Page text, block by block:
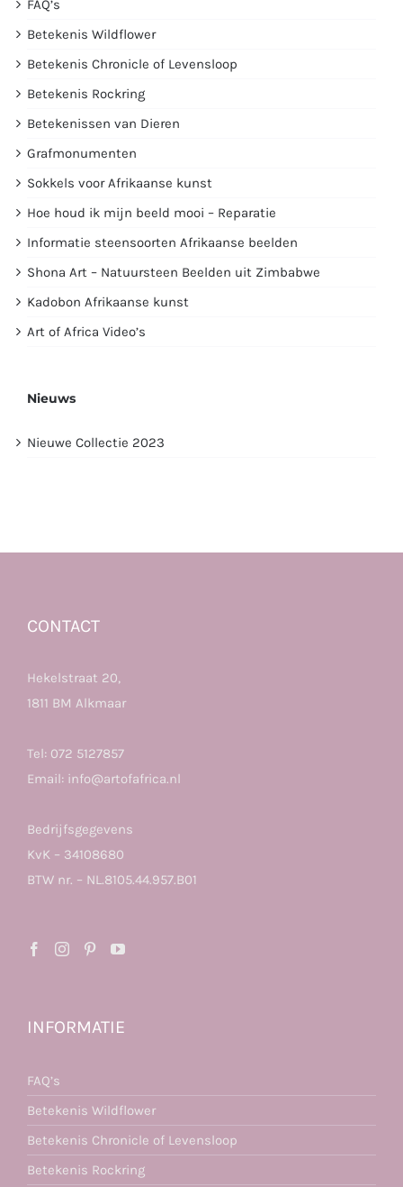
FAQ’s
Betekenis Wildflower
Betekenis Chronicle of Levensloop
Betekenis Rockring
Betekenissen van Dieren
Grafmonumenten
Sokkels voor Afrikaanse kunst
Hoe houd ik mijn beeld mooi – Reparatie
Informatie steensoorten Afrikaanse beelden
Shona Art – Natuursteen Beelden uit Zimbabwe
Kadobon Afrikaanse kunst
Art of Africa Video’s
Nieuws
Nieuwe Collectie 2023
CONTACT
Hekelstraat 20,
1811 BM Alkmaar
Tel: 072 5127857
Email: info@artofafrica.nl
Bedrijfsgegevens
KvK – 34108680
BTW nr. – NL.8105.44.957.B01
INFORMATIE
FAQ’s
Betekenis Wildflower
Betekenis Chronicle of Levensloop
Betekenis Rockring